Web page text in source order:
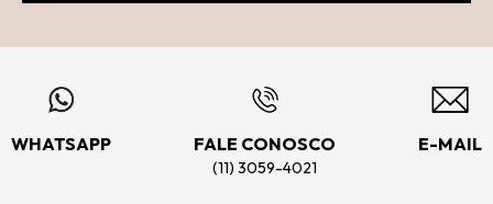
WHATSAPP FALE CONOSCO
(11) 3059-4021
E-MAIL